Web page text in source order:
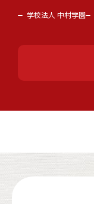
学校法人 中村学園